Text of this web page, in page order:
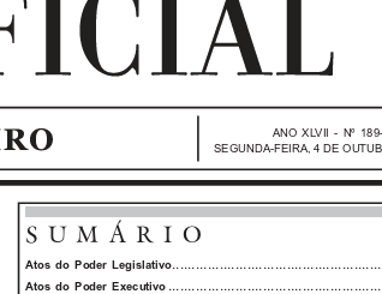
ANO  X LV I I   -  Nº
SEGUNDA-FEIRA, 4 DE
SUMÁRIO
Atos  do  Poder  Legislativo
Atos  do  Poder  Executivo